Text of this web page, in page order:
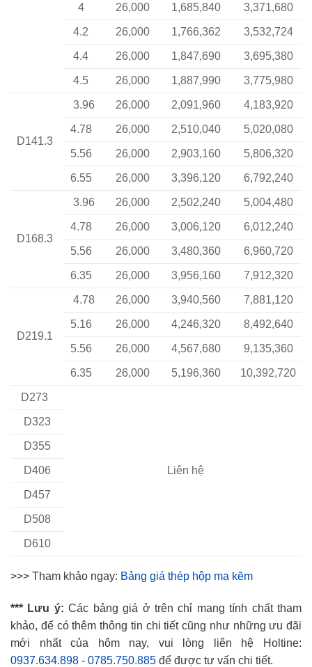
4 26,000 1,685,840 3,371,680
4.2 26,000 1,766,362 3,532,724
4.4 26,000 1,847,690 3,695,380
4.5 26,000 1,887,990 3,775,980
D141.3
3.96 26,000 2,091,960 4,183,920
4.78 26,000 2,510,040 5,020,080
5.56 26,000 2,903,160 5,806,320
6.55 26,000 3,396,120 6,792,240
D168.3
3.96 26,000 2,502,240 5,004,480
4.78 26,000 3,006,120 6,012,240
5.56 26,000 3,480,360 6,960,720
6.35 26,000 3,956,160 7,912,320
D219.1
4.78 26,000 3,940,560 7,881,120
5.16 26,000 4,246,320 8,492,640
5.56 26,000 4,567,680 9,135,360
6.35 26,000 5,196,360 10,392,720
D273
Liên hệ
D323
D355
D406
D457
D508
D610
>>> Tham khảo ngay: Bảng giá thép hộp mạ kẽm
*** Lưu ý: Các bảng giá ở trên chỉ mang tính chất tham
khảo, để có thêm thông tin chi tiết cũng như những ưu đãi
mới nhất của hôm nay, vui lòng liên hệ Holtine:
0937.634.898 - 0785.750.885 để được tư vấn chi tiết.